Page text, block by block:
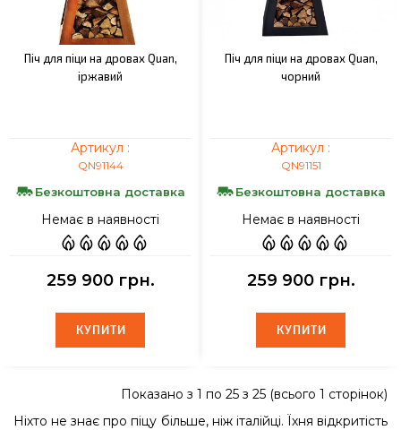
Піч для піци на дровах Quan,
іржавий
Артикул :
QN91144
Безкоштовна доставка
Немає в наявності
259 900 грн.
КУПИТИ
КУПИТИ
Піч для піци на дровах Quan,
чорний
Артикул :
QN91151
Безкоштовна доставка
Немає в наявності
259 900 грн.
КУПИТИ
КУПИТИ
Показано з 1 по 25 з 25 (всього 1 сторінок)
Ніхто не знає про піцу більше, ніж італійці. Їхня відкритість